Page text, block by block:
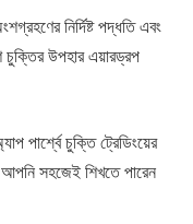
নির্দিষ্ট পদ্ধতি এবং
উপহার এয়ারড্রপ
পার্শ্বে চুক্তি ট্রেডিংয়ের
আপনি সহজেই শিখতে পারেন